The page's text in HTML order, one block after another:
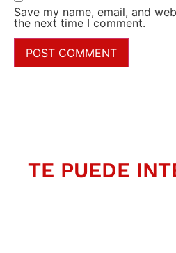
Save my name, email, and
the next time I comment.
TE PUEDE